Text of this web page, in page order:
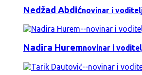
Nedžad Abdićnovinar i
Nadira Huremnovinar i